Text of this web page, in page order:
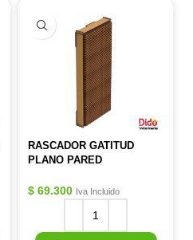
RASCADOR GATITUD
PLANO PARED
$ 69.300 Iva Incluido